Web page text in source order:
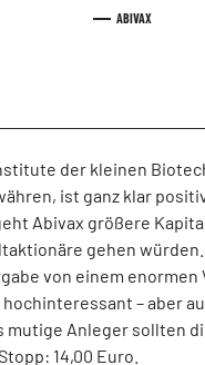
ABIVAX
der kleinen
ist ganz klar
Abivax größere
gehen
von einem enormen
– aber
mutige Anleger sollten
14,00 Euro.